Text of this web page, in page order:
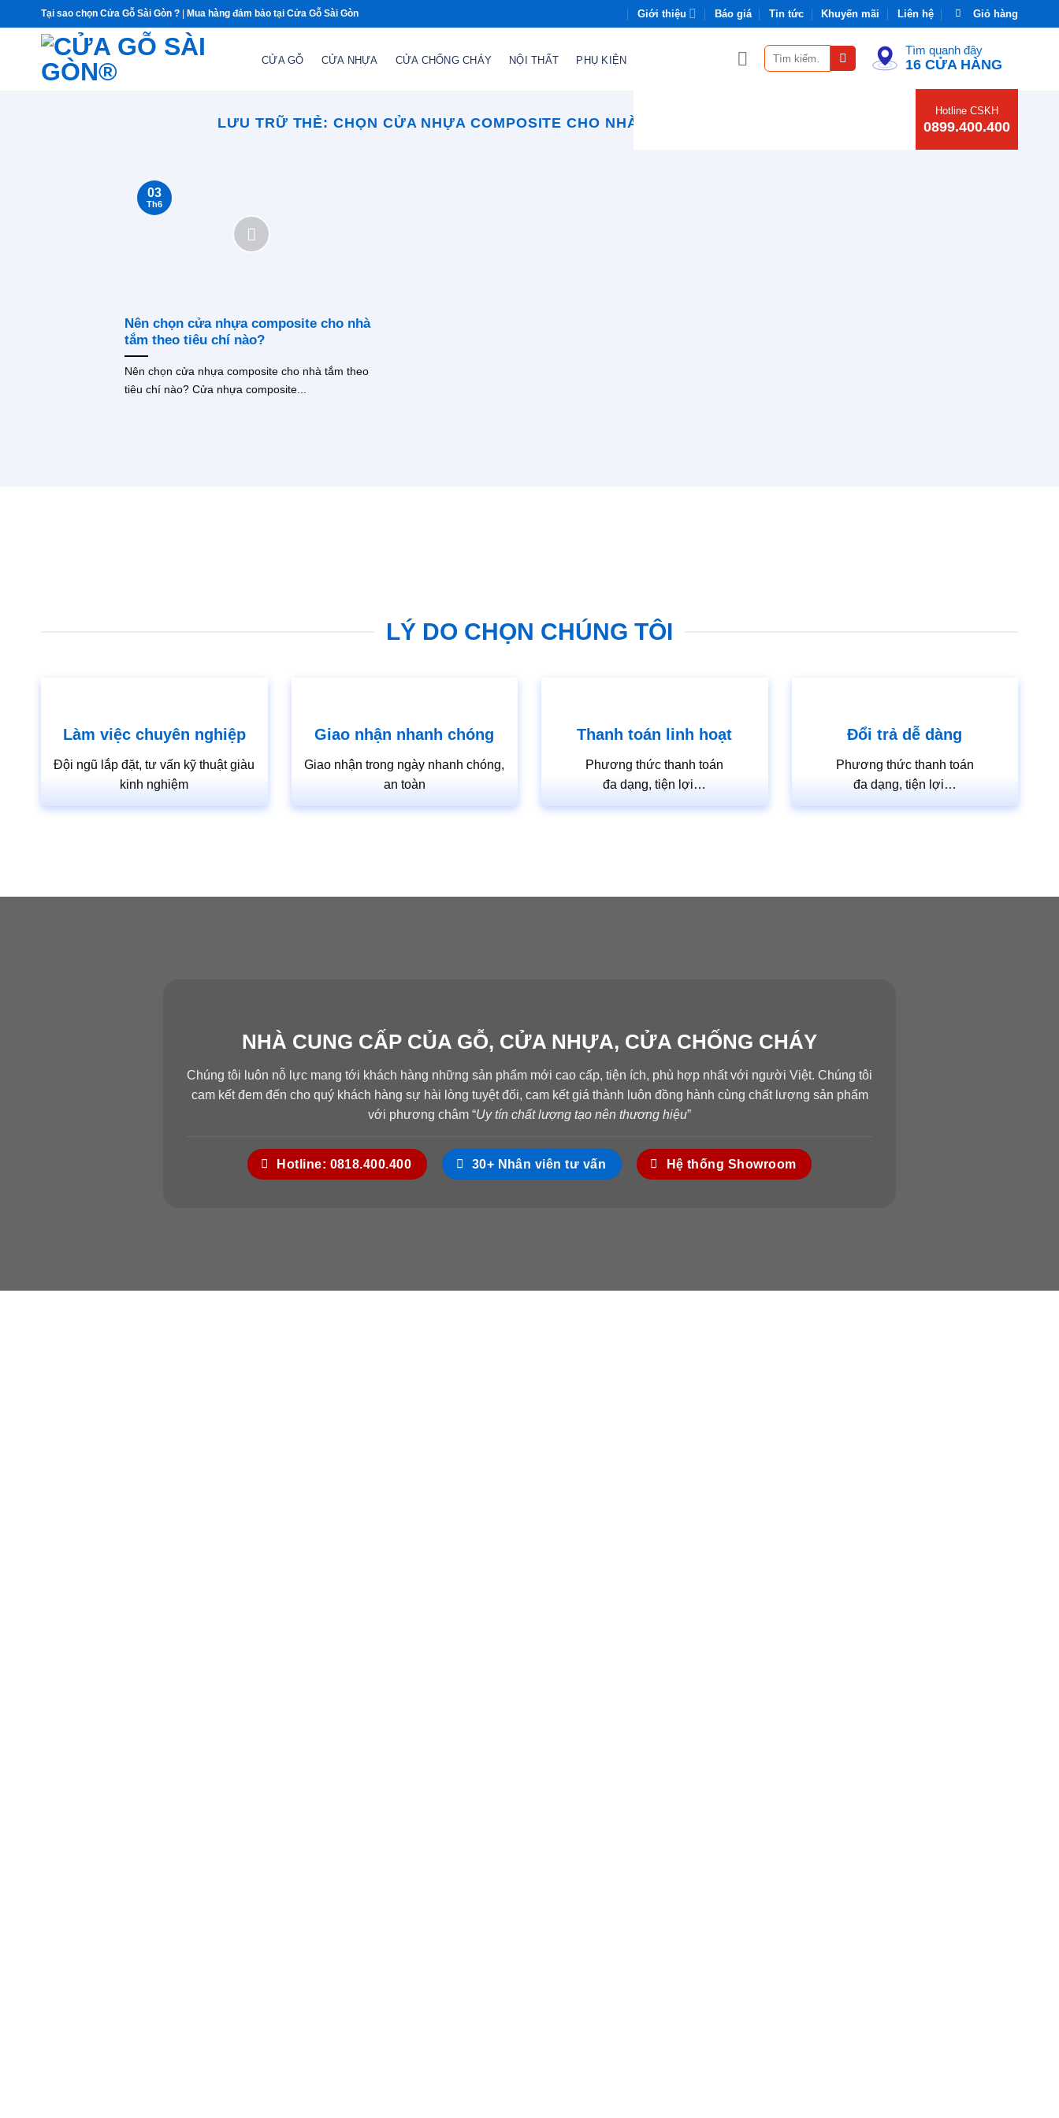
Chuyển
đến
Tại sao chọn Cửa Gỗ Sài Gòn ? Mua hàng đảm bảo tại Cửa Gỗ Sài Gòn Giới thiệu Báo giá Tin tức Khuyến mãi Liên hệ Giỏ hàng
CỬA GỖ CỬA NHỰA CỬA CHỐNG CHÁY NỘI THẤT PHỤ KIỆN
Tìm
kiếm:
Tìm quanh đây
16 CỬA HÀNG
Hotline CSKH
0899.400.400
LƯU TRỮ THẺ:CHỌN CỬA NHỰA COMPOSITE CHO NHÀ TẮM THEO TIÊU CHÍ NÀO?
Nên chọn cửa nhựa composite cho nhà
tắm theo tiêu chí nào?
Nên chọn cửa nhựa composite cho nhà tắm theo
tiêu chí nào? Cửa nhựa composite...
03
Th6
LÝ DO CHỌN CHÚNG TÔI
Làm việc chuyên nghiệp
Đội ngũ lắp đặt, tư vấn kỹ thuật giàu
kinh nghiệm
Giao nhận nhanh chóng
Giao nhận trong ngày nhanh chóng,
an toàn
Thanh toán linh hoạt
Phương thức thanh toán
đa dạng, tiện lợi…
Đổi trả dễ dàng
Phương thức thanh toán
đa dạng, tiện lợi…
NHÀ CUNG CẤP CỦA GỖ, CỬA NHỰA, CỬA CHỐNG CHÁY
Chúng tôi luôn nỗ lực mang tới khách hàng những sản phẩm mới cao cấp, tiện ích, phù hợp nhất với người Việt. Chúng tôi
cam kết đem đến cho quý khách hàng sự hài lòng tuyệt đối, cam kết giá thành luôn đồng hành cùng chất lượng sản phẩm
với phương châm “Uy tín chất lượng tạo nên thương hiệu”
Hotline: 0818.400.400 30+ Nhân viên tư vấn Hệ thống Showroom